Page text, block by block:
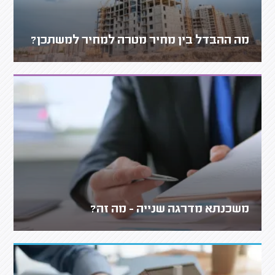
מה ההבדל בין מחיר מטרה למחיר למשתכן?
משכנתא מדרגה שנייה - מה זה?